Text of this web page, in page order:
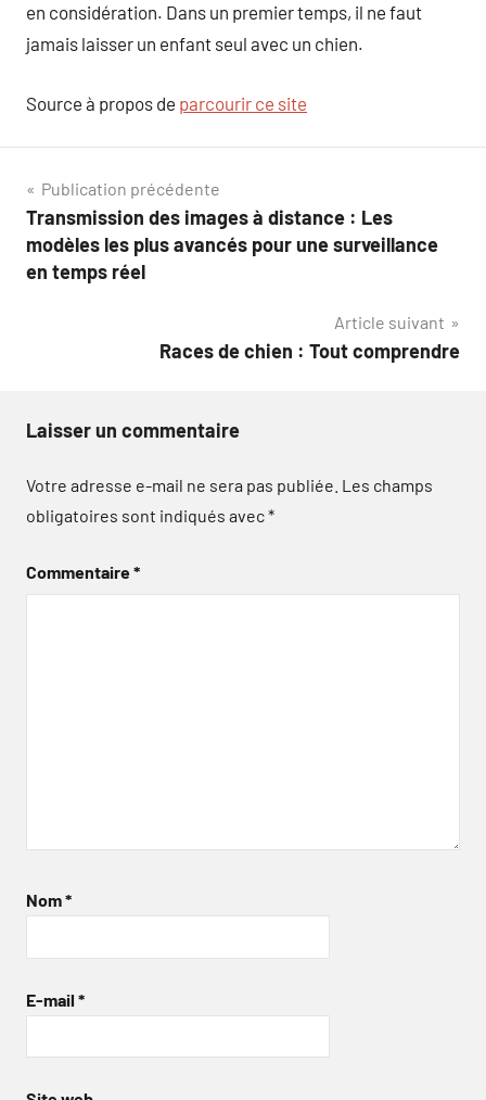
en considération. Dans un premier temps, il ne faut
jamais laisser un enfant seul avec un chien.
Source à propos de parcourir ce site
Navigation
de
l’article
Publication précédente
Transmission des images à distance : Les
modèles les plus avancés pour une surveillance
en temps réel
Article suivant
Races de chien : Tout comprendre
Laisser un commentaire
Votre adresse e-mail ne sera pas publiée. Les champs
obligatoires sont indiqués avec*
Commentaire*
Nom*
E-mail *